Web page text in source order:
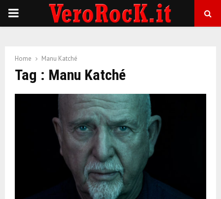
P
M
Home Manu Katché
Tag : Manu Katché